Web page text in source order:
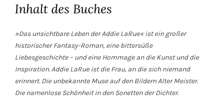
Inhalt des Buches
»Das unsichtbare Leben der Addie LaRue« ist ein großer
historischer Fantasy-Roman, eine bittersüße
Liebesgeschichte – und eine Hommage an die Kunst und die
Inspiration. Addie LaRue ist die Frau, an die sich niemand
erinnert. Die unbekannte Muse auf den Bildern Alter Meister.
Die namenlose Schönheit in den Sonetten der Dichter.